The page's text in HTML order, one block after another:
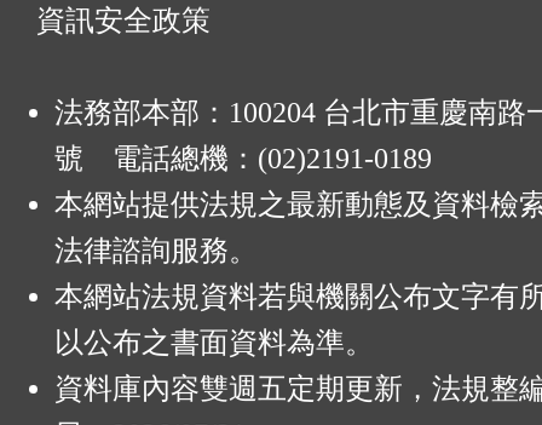
資訊安全政策
法務部本部：100204 台北市重慶南路
號 電話總機：(02)2191-0189
本網站提供法規之最新動態及資料檢
法律諮詢服務。
本網站法規資料若與機關公布文字有
以公布之書面資料為準。
資料庫內容雙週五定期更新，法規整